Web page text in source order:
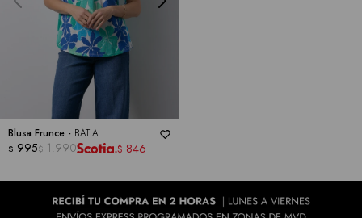
Blusa Frunce - BATIA
$ 995$ 1.990 $ 846
marcas